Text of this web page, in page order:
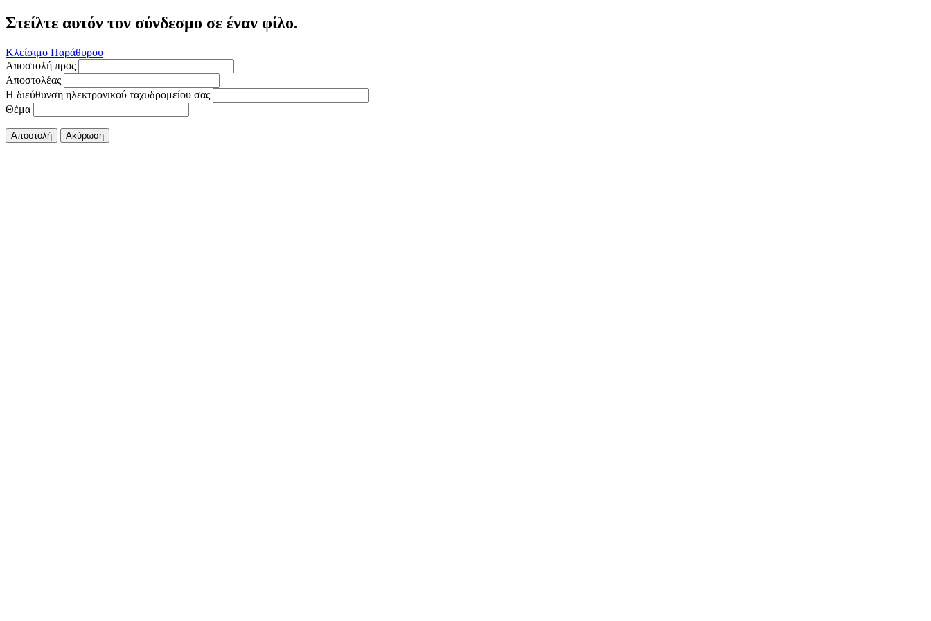
Στείλτε αυτόν τον σύνδεσμο σε έναν φίλο.
Κλείσιμο Παράθυρου
Αποστολή προς
Αποστολέας
Η διεύθυνση ηλεκτρονικού ταχυδρομείου σας
Θέμα
Αποστολή Ακύρωση